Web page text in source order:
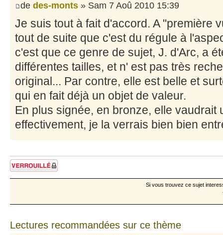
de des-monts » Sam 7 Aoû 2010 15:39
Je suis tout à fait d'accord. A "première
tout de suite que c'est du régule à
c'est que ce genre de sujet, J. d'Arc, a
différentes tailles, et n' est pas très
original... Par contre, elle est belle et
qui en fait déjà un objet de valeur.
En plus signée, en bronze, elle vaudrait
effectivement, je la verrais bien bien
Sujet verrouillé
Si vous trouvez ce sujet
Lectures recommandées sur ce thème